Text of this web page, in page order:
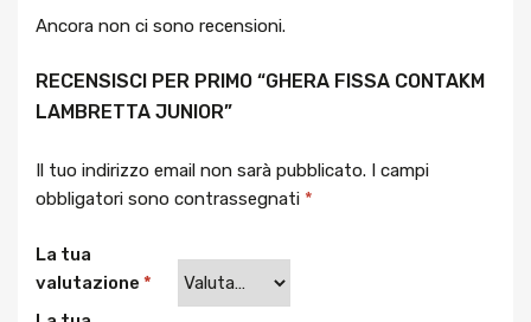
Ancora non ci sono recensioni.
RECENSISCI PER PRIMO “GHERA FISSA CONTAKM
LAMBRETTA JUNIOR”
Il tuo indirizzo email non sarà pubblicato.
I campi
obbligatori sono contrassegnati *
La tua
valutazione *